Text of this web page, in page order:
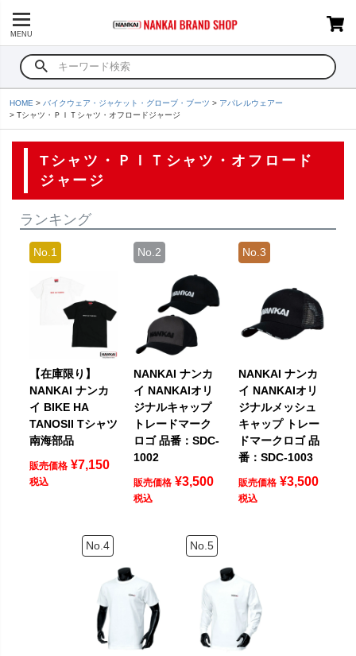
MENU
HOME バイクウェア・ジャケット・グローブ・ブーツ
アパレルウェアー
Tシャツ・ＰＩＴシャツ・オフロードジャージ
Tシャツ・ＰＩＴシャツ・オフロード
ジャージ
ランキング
【在庫限り】
NANKAI ナンカ
イ BIKE HA
TANOSII Tシャツ
南海部品
販売価格 ¥7,150
税込
NANKAI ナンカ
イ NANKAIオリ
ジナルキャップ
トレードマーク
ロゴ 品番：SDC-
1002
販売価格 ¥3,500
税込
NANKAI ナンカ
イ NANKAIオリ
ジナルメッシュ
キャップ トレー
ドマークロゴ 品
番：SDC-1003
販売価格 ¥3,500
税込